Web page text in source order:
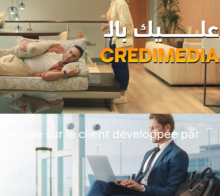
sur le client développée par